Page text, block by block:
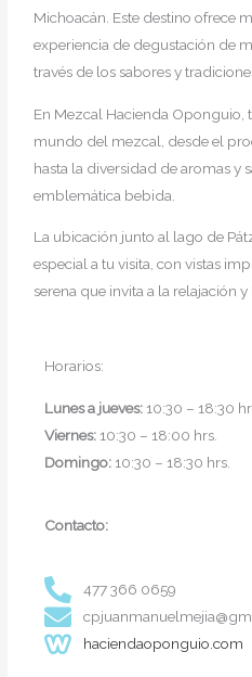
Michoacán. Este destino ofrece
experiencia de degustación de
través de los sabores y
En Mezcal Hacienda Oponguio,
mundo del mezcal, desde el
hasta la diversidad de aromas y
emblemática bebida.
La ubicación junto al lago de
especial a tu visita, con vistas
serena que invita a la relajación
Horarios:
Lunes a jueves: 10:30 – 18:30
Viernes: 10:30 – 18:00 hrs.
Domingo: 10:30 – 18:30 hrs.
Contacto:
477 366 0659
haciendaoponguio.com